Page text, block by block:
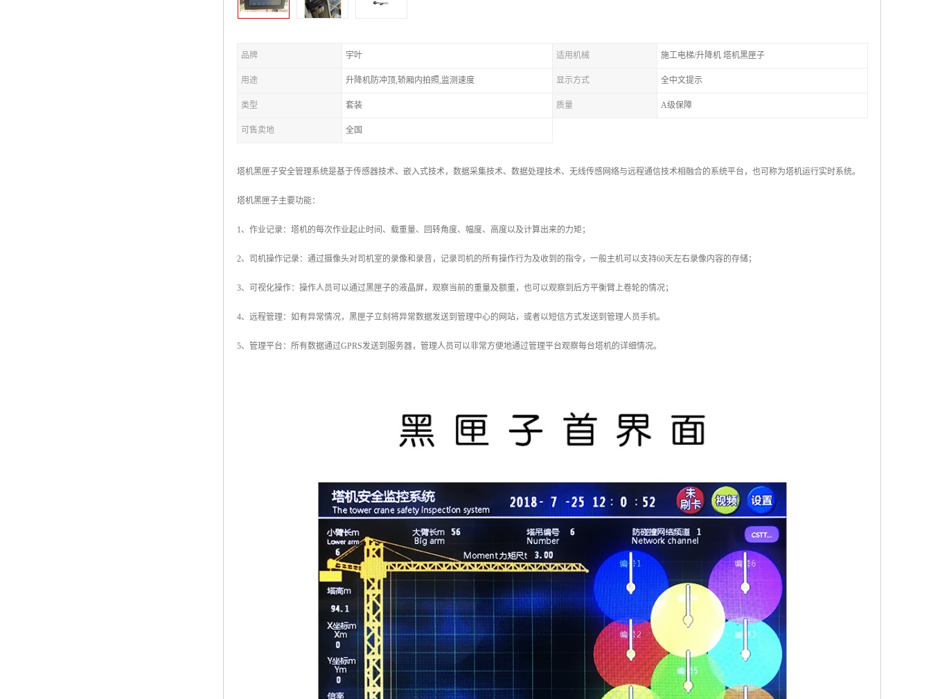
品牌 宇叶 适用机械 施工电梯/升降机 塔机黑匣子
用途 升降机防冲顶,轿厢内拍照,监测速度 显示方式 全中文提示
类型 套装 质量 A级保障
可售卖地 全国
塔机黑匣子安全管理系统是基于传感器技术、嵌入式技术，数据采集技术、数据处理技术、无线传感网络与远程通信技术相融合的系统平台，也可称为塔机运行实时系统。
塔机黑匣子主要功能：
1、作业记录：塔机的每次作业起止时间、载重量、回转角度、幅度、高度以及计算出来的力矩；
2、司机操作记录：通过摄像头对司机室的录像和录音，记录司机的所有操作行为及收到的指令，一般主机可以支持60天左右录像内容的存储；
3、可视化操作：操作人员可以通过黑匣子的液晶屏，观察当前的重量及额重，也可以观察到后方平衡臂上卷轮的情况；
4、远程管理：如有异常情况，黑匣子立刻将异常数据发送到管理中心的网站，或者以短信方式发送到管理人员手机。
5、管理平台：所有数据通过GPRS发送到服务器，管理人员可以非常方便地通过管理平台观察每台塔机的详细情况。